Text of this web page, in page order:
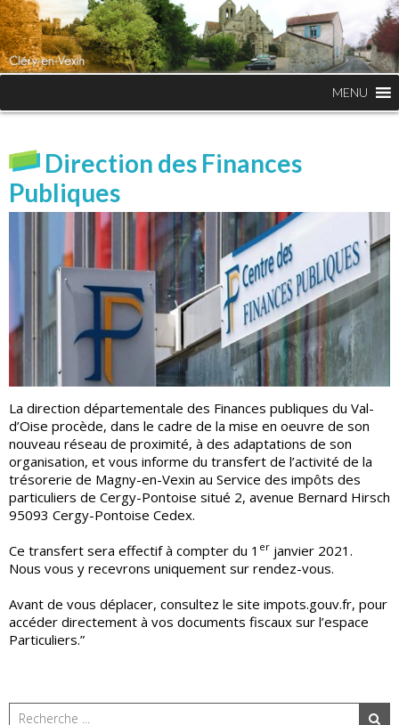
MENU
Direction des Finances
Publiques
La direction départementale des Finances publiques du Val-
d’Oise procède, dans le cadre de la mise en oeuvre de son
nouveau réseau de proximité, à des adaptations de son
organisation, et vous informe du transfert de l’activité de la
trésorerie de Magny-en-Vexin au Service des impôts des
particuliers de Cergy-Pontoise situé 2, avenue Bernard Hirsch
95093 Cergy-Pontoise Cedex.
Ce transfert sera effectif à compter du 1 er janvier 2021.
Nous vous y recevrons uniquement sur rendez-vous.
Avant de vous déplacer, consultez le site impots.gouv.fr, pour
accéder directement à vos documents fiscaux sur l’espace
Particuliers.”